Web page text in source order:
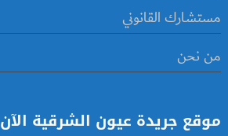
مستشارك القانوني
من نحن
موقع جريدة عيون الشرقية الآن